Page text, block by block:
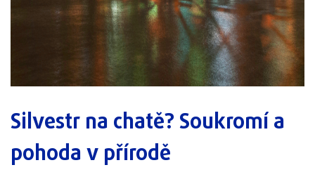
Silvestr na chatě? Soukromí a
pohoda v přírodě